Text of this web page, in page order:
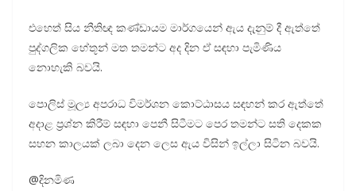
එහෙත් සිය නීතිඥ කණ්ඩායම මාර්ගයෙන් ඇය දැනුම් දී ඇත්තේ
පුද්ගලික හේතූන් මත තමන්ට අද දින ඒ සඳහා පැමිණිය
නොහැකි බවයි.
පොලිස් මූල්‍ය අපරාධ විමර්ශන කොට්ඨාසය සඳහන් කර ඇත්තේ
අදාළ ප්‍රශ්න කිරීම් සඳහා පෙනී සිටීමට පෙර තමන්ට සති දෙකක
සහන කාලයක් ලබා දෙන ලෙස ඇය විසින් ඉල්ලා සිටින බවයි.
@දිනමිණ